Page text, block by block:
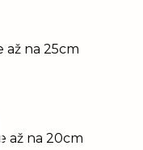
až na 25cm
až na 20cm